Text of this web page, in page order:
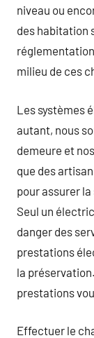
niveau ou
des habitation
milieu de ces
Les systèmes
autant, nous
demeure et
que des
pour assurer
Seul un
danger des
prestations
la
prestations
Effectuer le